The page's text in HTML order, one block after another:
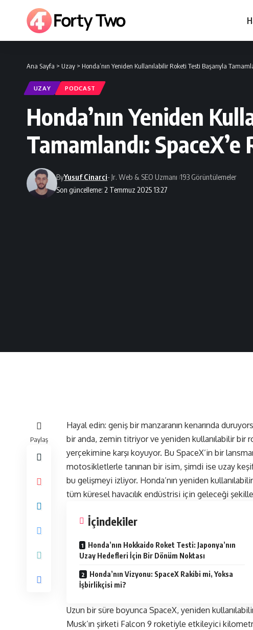
Ana Sayfa > Uzay > Honda’nın Yeniden Kullanılabilir Roketi Testi Başarıyla
UZAY PODCAST
Honda’nın Yeniden
Tamamlandı: SpaceX’e
Son güncelleme: 2 Temmuz 2025 13:27
ByYusuf Cinarci- Jr. Web & SEO Uzmanı 193 Görüntülemeler
Paylaş
Hayal edin: geniş bir manzaranın kenarında
bir anda, zemin titriyor ve yeniden kullanılabilir bir
yerçekimine karşı koyuyor. Bu SpaceX’in bir
motosikletlerle tanınan bir isim, şimdi ise uzay
bu gelişmeyi izliyor. Honda’nın yeniden
tüm küresel havacılık endüstrisi için geleceği
İçindekiler
Honda’nın Hokkaido Roket Testi: Japonya’nın
Uzay Hedefleri İçin Bir Dönüm Noktası
Honda’nın Vizyonu: SpaceX Rakibi mi, Yoksa
İşbirlikçisi mi?
Uzun bir süre boyunca SpaceX, yeniden
Musk’ın şirketi Falcon 9 roketiyle etkileyici